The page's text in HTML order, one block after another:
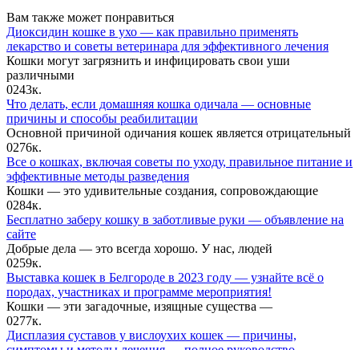
Вам также может понравиться
Диоксидин кошке в ухо — как правильно применять
лекарство и советы ветеринара для эффективного лечения
Кошки могут загрязнить и инфицировать свои уши
различными
0243к.
Что делать, если домашняя кошка одичала — основные
причины и способы реабилитации
Основной причиной одичания кошек является отрицательный
0276к.
Все о кошках, включая советы по уходу, правильное питание и
эффективные методы разведения
Кошки — это удивительные создания, сопровождающие
0284к.
Бесплатно заберу кошку в заботливые руки — объявление на
сайте
Добрые дела — это всегда хорошо. У нас, людей
0259к.
Выставка кошек в Белгороде в 2023 году — узнайте всё о
породах, участниках и программе мероприятия!
Кошки — эти загадочные, изящные существа —
0277к.
Дисплазия суставов у вислоухих кошек — причины,